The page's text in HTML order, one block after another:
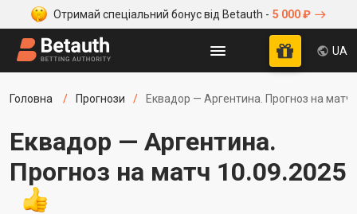
Отримай спеціальний бонус від Betauth - 5 000 ₽
UA
Головна Прогнози Еквадор — Аргентина. Прогноз на матч
Еквадор — Аргентина.
Прогноз на матч 10.09.2025